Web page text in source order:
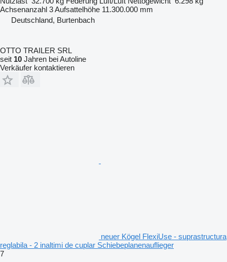
Achsenanzahl 3Aufsattelhöhe 11.300.000 mm
Deutschland, Burtenbach
OTTO TRAILER SRL
seit 10 Jahren bei Autoline
Verkäufer kontaktieren
neuer Kögel FlexiUse - suprastructura
reglabila - 2 inaltimi de cuplar Schiebeplanenauflieger
7